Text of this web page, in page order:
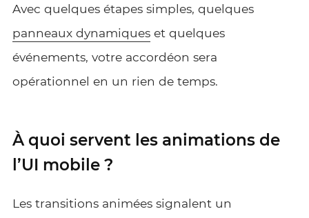
Avec quelques étapes simples, quelques
panneaux dynamiqueset quelques
événements, votre accordéon sera
opérationnel en un rien de temps.
À quoi servent les animations de
l’UI mobile ?
Les transitions animées signalent un